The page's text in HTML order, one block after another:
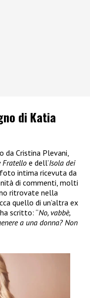
di Katia
Cristina Plevani,
Fratelloe dell’Isola dei
intima ricevuta da
di commenti, molti
ritrovate nella
quello di un’altra ex
ha scritto: “No, vabbè,
a una donna? Non